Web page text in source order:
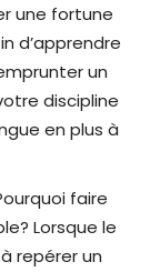
une fortune
d’apprendre
un
discipline
en plus à
faire
Lorsque le
repérer un